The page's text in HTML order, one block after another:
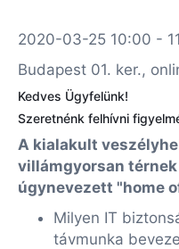
2020-03-25 10:00 -
Budapest 01. ker.,
Kedves Ügyfelünk!
Szeretnénk felhívni
A kialakult
villámgyorsan
úgynevezett "home
Milyen IT
távmunka